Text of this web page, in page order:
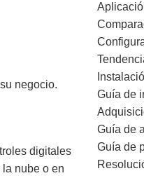
negocio.
digitales
nube o en
Guía de
Guía de
Guía de